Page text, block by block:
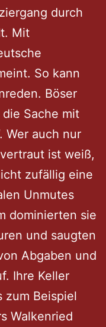
durch
Mit
So kann
Böser
Sache mit
Wer auch nur
ist weiß,
zufällig eine
Unmutes
dominierten sie
und saugten
Abgaben und
Ihre Keller
zum Beispiel
Walkenried